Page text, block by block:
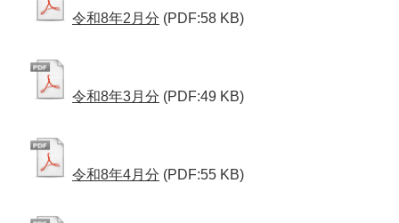
令和8年2月分 (PDF:58 KB)
令和8年3月分 (PDF:49 KB)
令和8年4月分 (PDF:55 KB)